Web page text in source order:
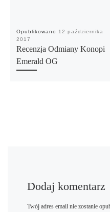
Opublikowano
12 października
2017
Recenzja Odmiany Konopi
Emerald OG
Dodaj komentarz
Twój adres email nie zostanie